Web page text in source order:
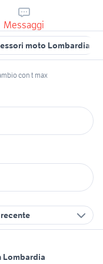
Messaggi
moto Lombardia
con t max
Lombardia